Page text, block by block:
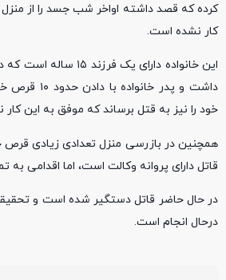
کرده که قصد داشته اواخر شب جسد را از
کار نشده است.
این خانواده دارای یک
داشت و پدر
خود را نیز به قتل برساند که موفق به این کار
همچنین در بازرسی منزل تعدادی زیادی
قاتل دارای پروانه وکالت است، اما اقدامی
در حال حاضر قاتل دستگیر شده است و
درحال انجام است.